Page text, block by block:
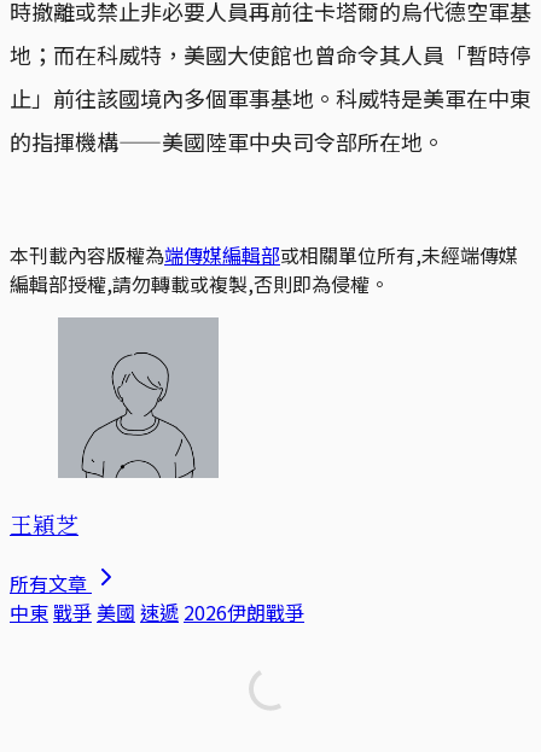
時撤離或禁止非必要人員再前往卡塔爾的烏代德空軍基
地；而在科威特，美國大使館也曾命令其人員「暫時停
止」前往該國境內多個軍事基地。科威特是美軍在中東
的指揮機構——美國陸軍中央司令部所在地。
本刊載內容版權為端傳媒編輯部或相關單位所有,未經端傳媒
編輯部授權,請勿轉載或複製,否則即為侵權。
王穎芝
所有文章
中東戰爭 美國 速遞 2026伊朗戰爭